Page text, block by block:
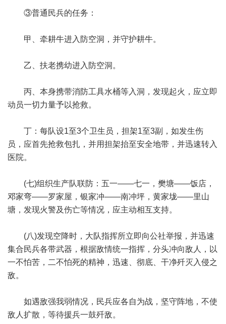
③普通民兵的任务：
甲、牵耕牛进入防空洞，并守护耕牛。
乙、扶老携幼进入防空洞。
丙、本身携带消防工具水桶等入洞，发现起火，应立即
动员一切力量予以抢救。
丁：每队设1至3个卫生员，担架1至3副，如发生伤
员，应首先抢救包扎，并用担架抬至安全地带，并迅速转入
医院。
(七)组织生产队联防：五一——七一，樊塘——饭店，
邓家弯——罗家屋，银家冲——南冲坪，黄家垅——里山
塘，发现火警及伤亡等情况，应主动相互支持。
(八)发现空降时，大队指挥所立即向公社举报，并迅速
集合民兵各带武器，根据敌情统一指挥，分头冲向敌人，以
一不怕苦，二不怕死的精神，迅速、彻底、干净歼灭入侵之
敌。
如遇敌强我弱情况，民兵应各自为战，坚守阵地，不使
敌人扩散，等待援兵一鼓歼敌。